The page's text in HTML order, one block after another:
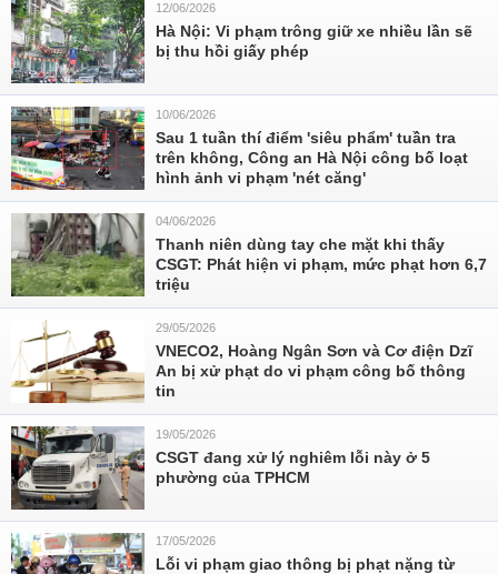
12/06/2026
Hà Nội: Vi phạm trông giữ xe nhiều lần sẽ
bị thu hồi giấy phép
10/06/2026
Sau 1 tuần thí điểm 'siêu phẩm' tuần tra
trên không, Công an Hà Nội công bố loạt
hình ảnh vi phạm 'nét căng'
04/06/2026
Thanh niên dùng tay che mặt khi thấy
CSGT: Phát hiện vi phạm, mức phạt hơn 6,7
triệu
29/05/2026
VNECO2, Hoàng Ngân Sơn và Cơ điện Dzĩ
An bị xử phạt do vi phạm công bố thông
tin
19/05/2026
CSGT đang xử lý nghiêm lỗi này ở 5
phường của TPHCM
17/05/2026
Lỗi vi phạm giao thông bị phạt nặng từ